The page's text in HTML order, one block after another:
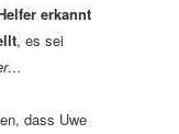
erkannt
, es sei
dass Uwe